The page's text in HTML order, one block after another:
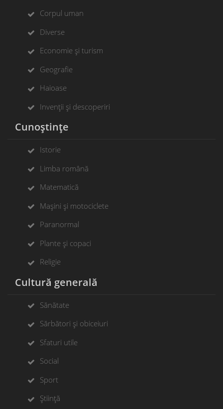
Corpul uman
Diverse
Economie și turism
Geografie
Haioase
Invenții și descoperiri
Cunoștințe
Istorie
Limba română
Matematică
Mașini și motociclete
Paranormal
Plante și copaci
Religie
Cultură generală
Sănătate
Sărbători și obiceiuri
Sfaturi utile
Social
Sport
Știință